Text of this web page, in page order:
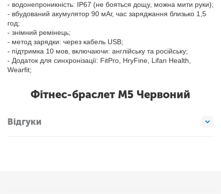
- водонепроникність: IP67 (не бояться дощу, можна мити руки);
- вбудований акумулятор 90 мАг, час заряджання близько 1,5
год;
- знімний ремінець;
- метод зарядки: через кабель USB;
- підтримка 10 мов, включаючи: англійську та російську;
- Додаток для синхронізації: FitPro, HryFine, Lifan Health,
Wearfit;
Фітнес-браслет М5 Червоний
Відгуки